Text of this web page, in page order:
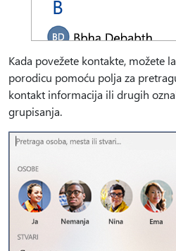
Kada povežete kontakte, možete
porodicu pomoću polja za
kontakt informacija ili drugih
grupisanja.